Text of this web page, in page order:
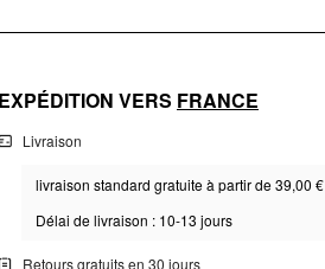
EXPÉDITION VERS FRANCE
Livraison
livraison standard gratuite à partir de 39,00 €
Délai de livraison : 10-13 jours
Retours gratuits en 30 jours